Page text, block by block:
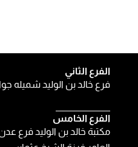
الفرع الثاني
فرع خالد بن الوليد شميله
الفرع الخامس
مكتبة خالد بن الوليد فرع